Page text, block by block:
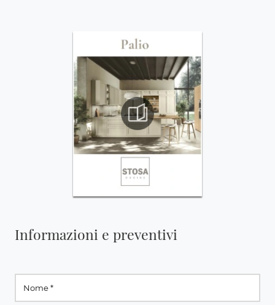
Informazioni e preventivi